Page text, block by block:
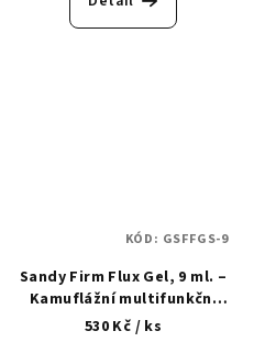
Sandy Firm Flux Gel, 9 ml. –
Kamuflážní multifunkční
tekutý akrylgel
530 Kč / ks
KÓD: GSFFGS-9